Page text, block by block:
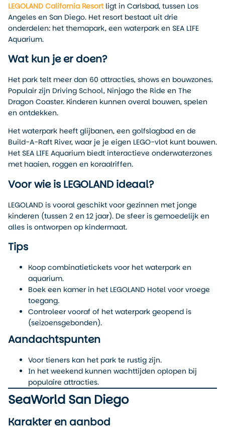
LEGOLAND California Resortligt in Carlsbad, tussen Los
Angeles en San Diego. Het resort bestaat uit drie
onderdelen: het themapark, een waterpark en SEA LIFE
Aquarium.
Wat kun je er doen?
Het park telt meer dan 60 attracties, shows en bouwzones.
Populair zijn Driving School, Ninjago the Ride en The
Dragon Coaster. Kinderen kunnen overal bouwen, spelen
en ontdekken.
Het waterpark heeft glijbanen, een golfslagbad en de
Build-A-Raft River, waar je je eigen LEGO-vlot kunt bouwen.
Het SEA LIFE Aquarium biedt interactieve onderwaterzones
met haaien, roggen en koraalriffen.
Voor wie is LEGOLAND ideaal?
LEGOLAND is vooral geschikt voor gezinnen met jonge
kinderen (tussen 2 en 12 jaar). De sfeer is gemoedelijk en
alles is ontworpen op kindermaat.
Tips
Koop combinatietickets voor het waterpark en
aquarium.
Boek een kamer in het LEGOLAND Hotel voor vroege
toegang.
Controleer vooraf of het waterpark geopend is
(seizoensgebonden).
Aandachtspunten
Voor tieners kan het park te rustig zijn.
In het weekend kunnen wachttijden oplopen bij
populaire attracties.
SeaWorld San Diego
Karakter en aanbod